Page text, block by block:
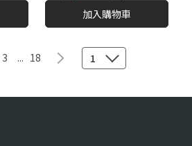
加入購物車
3 ... 18 1